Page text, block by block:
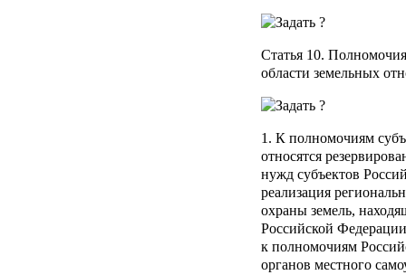
Статья 10.
области земельных
1. К полномочиям
относятся
нужд субъектов
реализация
охраны земель,
Российской
к полномочиям
органов местного